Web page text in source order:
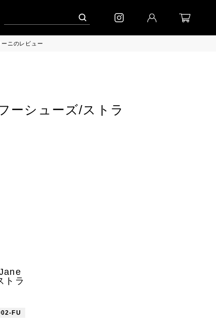
ーン」 到着(8/7)｜eb.a.gos 予約│「エッグジャケット GREY」
ニのレビュー
シューズ/ストラ
トラ
FU